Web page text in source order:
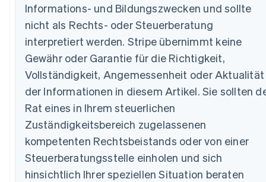
Informations- und Bildungszwecken und sollte
nicht als Rechts- oder Steuerberatung
interpretiert werden. Stripe übernimmt keine
Gewähr oder Garantie für die Richtigkeit,
Vollständigkeit, Angemessenheit oder Aktualität
der Informationen in diesem Artikel. Sie sollten
Rat eines in Ihrem steuerlichen
Zuständigkeitsbereich zugelassenen
kompetenten Rechtsbeistands oder von einer
Steuerberatungsstelle einholen und sich
hinsichtlich Ihrer speziellen Situation beraten
Australien
Belgien
NederlandsFrançaisDeutschEnglish
Brasilien
PortuguêsEnglish
Bulgarien
English
English
Deutschland
Deutsch English
Estland
English